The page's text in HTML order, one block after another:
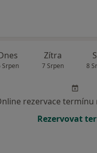
Srpen
Zítra
7 Srpen 8
rezervace termínu
Rezervovat